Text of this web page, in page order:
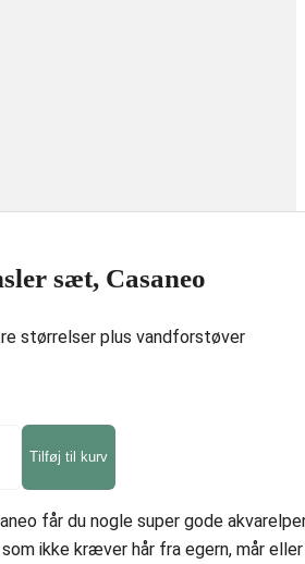
sæt, Casaneo
størrelser plus vandforstøver
Tilføj til kurv
får du nogle super gode
ikke kræver hår fra egern, mår eller